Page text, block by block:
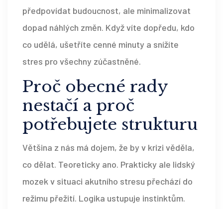
předpovídat budoucnost, ale minimalizovat
dopad náhlých změn. Když víte dopředu, kdo
co udělá, ušetříte cenné minuty a snížíte
stres pro všechny zúčastněné.
Proč obecné rady
nestačí a proč
potřebujete strukturu
Většina z nás má dojem, že by v krizi věděla,
co dělat. Teoreticky ano. Prakticky ale lidský
mozek v situaci akutního stresu přechází do
režimu přežití. Logika ustupuje instinktům.